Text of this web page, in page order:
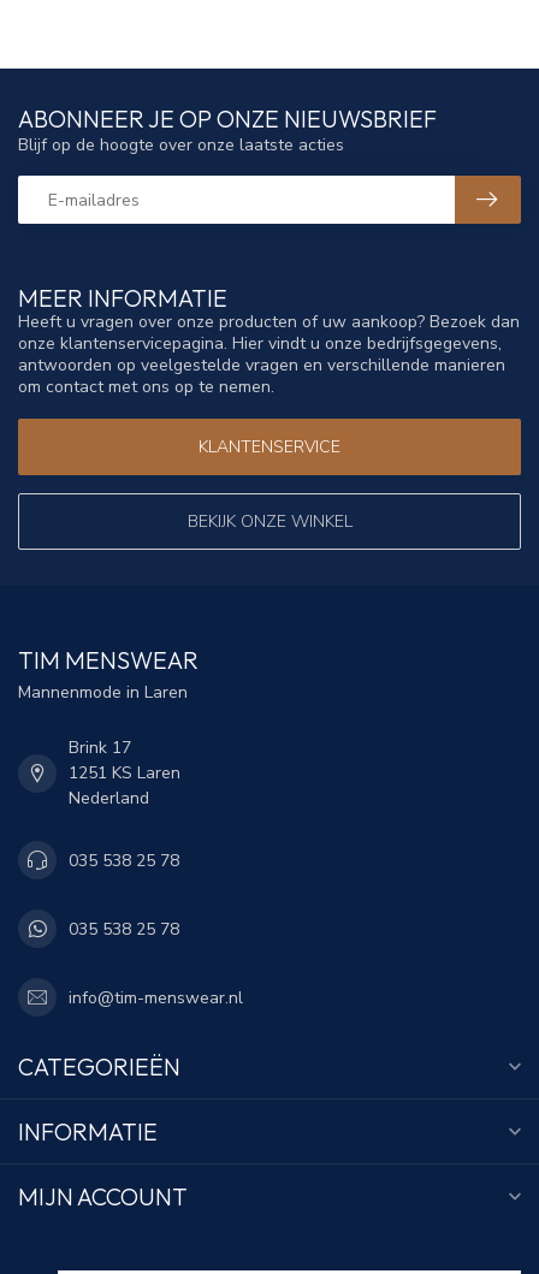
MEER INFORMATIE
Heeft u vragen over onze producten of uw aankoop? Bezoek dan
onze klantenservicepagina. Hier vindt u onze bedrijfsgegevens,
antwoorden op veelgestelde vragen en verschillende manieren
om contact met ons op te nemen.
KLANTENSERVICE
BEKIJK ONZE WINKEL
ABONNEER JE OP ONZE NIEUWSBRIEF
Blijf op de hoogte over onze laatste acties
TIM MENSWEAR
Mannenmode in Laren
Brink 17
1251 KS Laren
Nederland
035 538 25 78
035 538 25 78
info@tim-menswear.nl
CATEGORIEËN
INFORMATIE
MIJN ACCOUNT